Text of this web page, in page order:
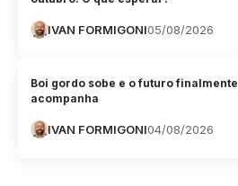
IVAN FORMIGONI05/08/2026
Boi gordo sobe e o futuro finalmente
acompanha
IVAN FORMIGONI04/08/2026